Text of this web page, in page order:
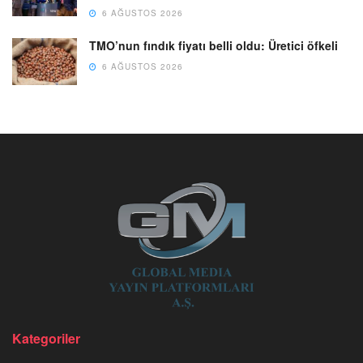
6 AĞUSTOS 2026
TMO’nun fındık fiyatı belli oldu: Üretici öfkeli
6 AĞUSTOS 2026
Kategoriler